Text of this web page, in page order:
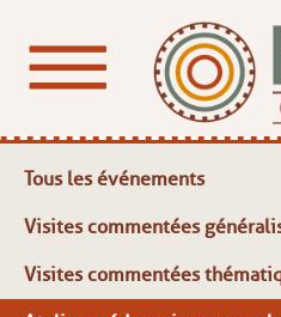
Tous les événements
Visites commentées
Visites commentées